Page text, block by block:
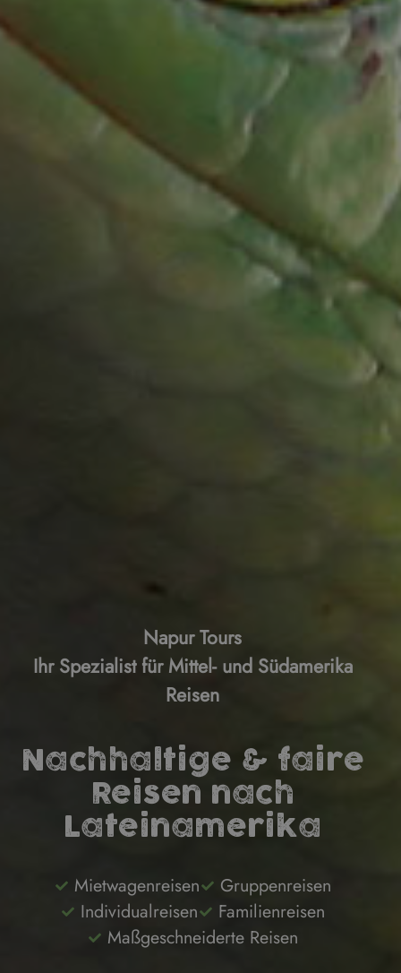
Napur Tours
Ihr Spezialist für Mittel- und Südamerika
Reisen
Nachhaltige & faire
Reisen nach
Lateinamerika
Mietwagenreisen
Gruppenreisen
Individualreisen
Familienreisen
Maßgeschneiderte Reisen